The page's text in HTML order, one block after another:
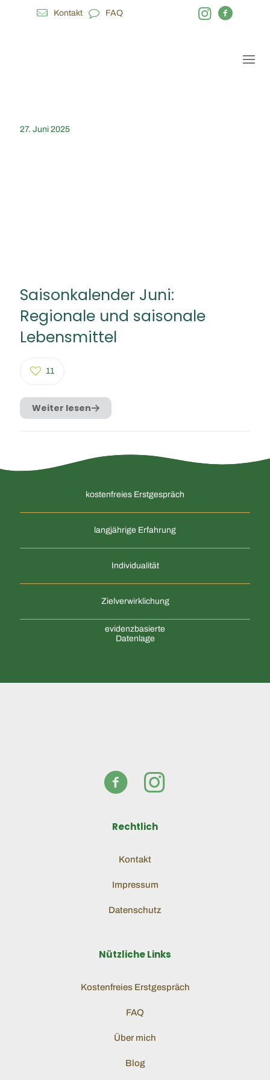
Kontakt FAQ
27. Juni 2025
Saisonkalender Juni:
Regionale und saisonale
Lebensmittel
11
Weiter lesen
kostenfreies Erstgespräch
langjährige Erfahrung
Individualität
Zielverwirklichung
evidenzbasierte
Datenlage
Rechtlich
Kontakt
Impressum
Datenschutz
Nützliche Links
Kostenfreies Erstgespräch
FAQ
Über mich
Blog